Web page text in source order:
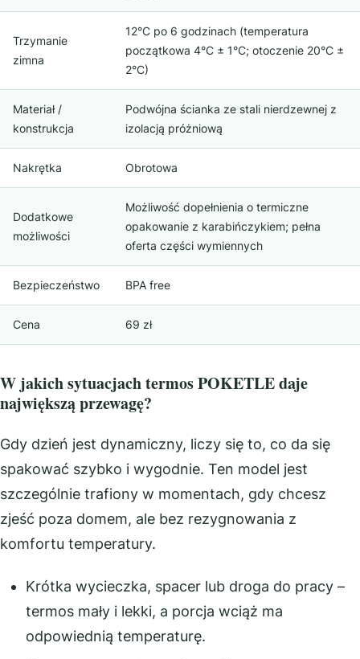
Trzymanie
zimna
12°C po 6 godzinach (temperatura
początkowa 4°C ± 1°C; otoczenie 20°C ±
2°C)
Materiał /
konstrukcja
Podwójna ścianka ze stali nierdzewnej z
izolacją próżniową
Nakrętka Obrotowa
Dodatkowe
możliwości
Możliwość dopełnienia o termiczne
opakowanie z karabińczykiem; pełna
oferta części wymiennych
Bezpieczeństwo BPA free
Cena 69 zł
W jakich sytuacjach termos POKETLE daje
największą przewagę?
Gdy dzień jest dynamiczny, liczy się to, co da się
spakować szybko i wygodnie. Ten model jest
szczególnie trafiony w momentach, gdy chcesz
zjeść poza domem, ale bez rezygnowania z
komfortu temperatury.
Krótka wycieczka, spacer lub droga do pracy –
termos mały i lekki, a porcja wciąż ma
odpowiednią temperaturę.